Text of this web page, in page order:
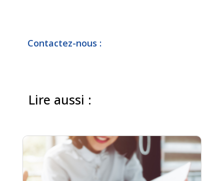
Contactez-nous :
Lire aussi :